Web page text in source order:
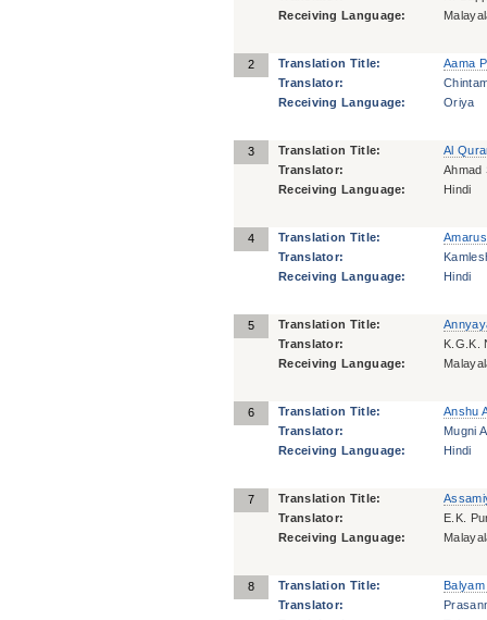
Receiving Language:
2 Translation Title:
Aama
Translator:
Receiving Language:
Oriya
3 Translation Title:
Al
Translator:
Ahmad
Receiving Language:
Hindi
4 Translation Title:
Translator:
Receiving Language:
Hindi
5 Translation Title:
Translator:
K.G.K.
Receiving Language:
6 Translation Title:
Anshu
Translator:
Mugni
Receiving Language:
Hindi
7 Translation Title:
Translator:
E.K.
Receiving Language:
8 Translation Title:
Translator: